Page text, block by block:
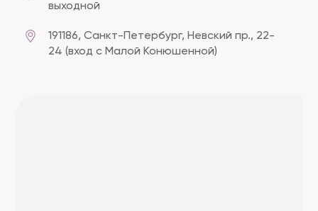
выходной
191186, Cанкт-Петербург, Невский пр., 22-
24 (вход с Малой Конюшенной)